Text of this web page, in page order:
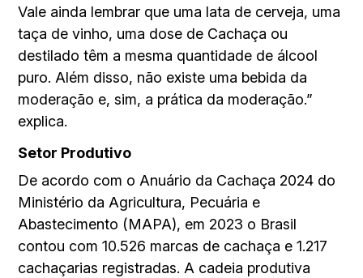
Vale ainda lembrar que uma lata de cerveja, uma
taça de vinho, uma dose de Cachaça ou
destilado têm a mesma quantidade de álcool
puro. Além disso, não existe uma bebida da
moderação e, sim, a prática da moderação.”
explica.
Setor Produtivo
De acordo com o Anuário da Cachaça 2024 do
Ministério da Agricultura, Pecuária e
Abastecimento (MAPA), em 2023 o Brasil
contou com 10.526 marcas de cachaça e 1.217
cachaçarias registradas. A cadeia produtiva